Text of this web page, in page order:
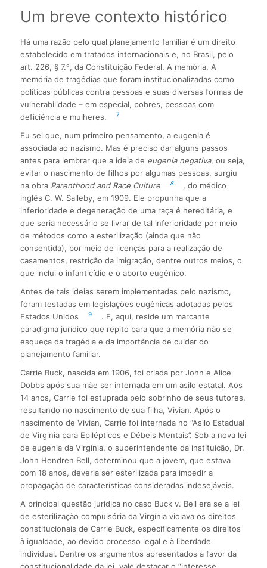
Um breve contexto histórico
Há uma razão pelo qual planejamento familiar é um direito
estabelecido em tratados internacionais e, no Brasil, pelo
art. 226, § 7.º, da Constituição Federal. A memória. A
memória de tragédias que foram institucionalizadas como
políticas públicas contra pessoas e suas diversas formas de
vulnerabilidade – em especial, pobres, pessoas com
deficiência e mulheres.
7
Eu sei que, num primeiro pensamento, a eugenia é
associada ao nazismo. Mas é preciso dar alguns passos
antes para lembrar que a ideia de eugenia negativa, ou seja,
evitar o nascimento de filhos por algumas pessoas, surgiu
na obra Parenthood and Race Culture 8
, do médico
inglês C. W. Salleby, em 1909. Ele propunha que a
inferioridade e degeneração de uma raça é hereditária, e
que seria necessário se livrar de tal inferioridade por meio
de métodos como a esterilização (ainda que não
consentida), por meio de licenças para a realização de
casamentos, restrição da imigração, dentre outros meios, o
que inclui o infanticídio e o aborto eugênico.
Antes de tais ideias serem implementadas pelo nazismo,
foram testadas em legislações eugênicas adotadas pelos
Estados Unidos
9
. E, aqui, reside um marcante
paradigma jurídico que repito para que a memória não se
esqueça da tragédia e da importância de cuidar do
planejamento familiar.
Carrie Buck, nascida em 1906, foi criada por John e Alice
Dobbs após sua mãe ser internada em um asilo estatal. Aos
14 anos, Carrie foi estuprada pelo sobrinho de seus tutores,
resultando no nascimento de sua filha, Vivian. Após o
nascimento de Vivian, Carrie foi internada no “Asilo Estadual
de Virginia para Epilépticos e Débeis Mentais”. Sob a nova lei
de eugenia da Virgínia, o superintendente da instituição, Dr.
John Hendren Bell, determinou que a jovem, que estava
com 18 anos, deveria ser esterilizada para impedir a
propagação de características consideradas indesejáveis.
A principal questão jurídica no caso Buck v. Bell era se a lei
de esterilização compulsória da Virgínia violava os direitos
constitucionais de Carrie Buck, especificamente os direitos
à igualdade, ao devido processo legal e à liberdade
individual. Dentre os argumentos apresentados a favor da